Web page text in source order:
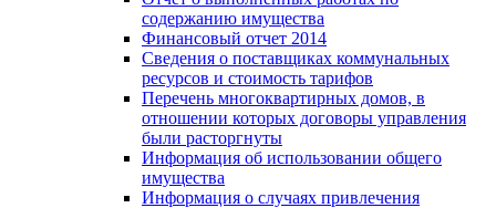
содержанию имущества
Финансовый отчет 2014
Сведения о поставщиках коммунальных
ресурсов и стоимость тарифов
Перечень многоквартирных домов, в
отношении которых договоры управления
были расторгнуты
Информация об использовании общего
имущества
Информация о случаях привлечения